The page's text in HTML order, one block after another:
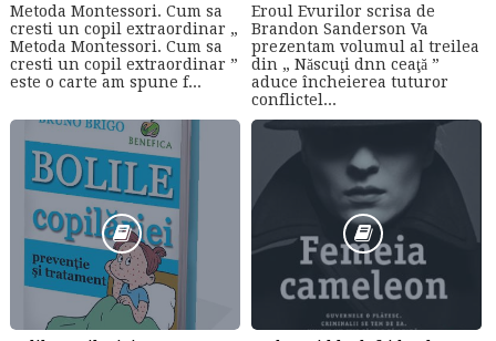
Metoda Montessori. Cum sa
cresti un copil extraordinar „
Metoda Montessori. Cum sa
cresti un copil extraordinar ”
este o carte am spune f...
Eroul Evurilor scrisa de
Brandon Sanderson Va
prezentam volumul al treilea
din „ Născuţi dnn ceaţă ”
aduce încheierea tuturor
conflictel...